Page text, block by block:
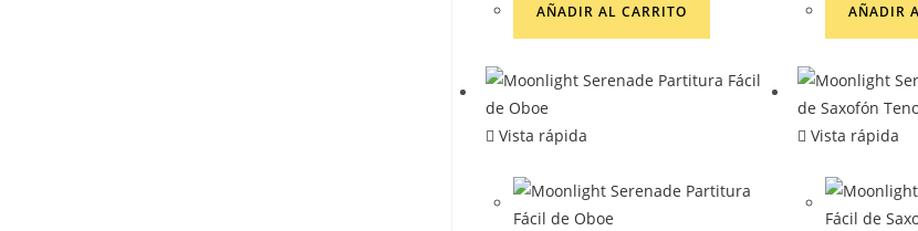
AÑADIR AL CARRITO AÑADIR
Vista rápida Vista rápida